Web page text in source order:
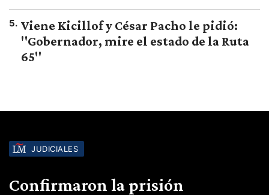
5. Viene Kicillof y César Pacho le pidió:
"Gobernador, mire el estado de la Ruta
65"
JUDICIALES
Confirmaron la prisión